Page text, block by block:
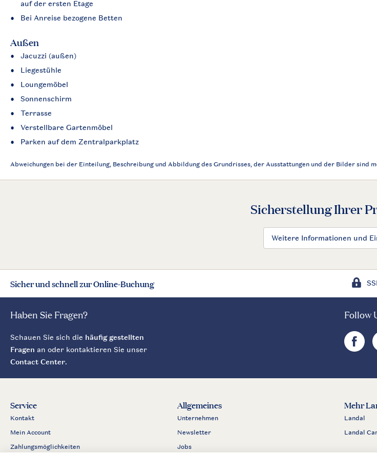
auf der ersten Etage
Bei Anreise bezogene Betten
Außen
Jacuzzi (außen)
Liegestühle
Loungemöbel
Sonnenschirm
Terrasse
Verstellbare Gartenmöbel
Parken auf dem Zentralparkplatz
Abweichungen bei der Einteilung, Beschreibung und Abbildung des Grundrisses, der Ausstattungen und der Bilder sind
Sicherstellung Ihrer
Weitere Informationen und
Sicher und schnell zur Online-Buchung
Haben Sie Fragen?
Schauen Sie sich die häufig gestellten
Fragen an oder kontaktieren Sie unser
Contact Center.
Follow
Service
Kontakt
Mein Account
Zahlungsmöglichkeiten
Allgemeines
Unternehmen
Newsletter
Jobs
Mehr
Landal
Landal